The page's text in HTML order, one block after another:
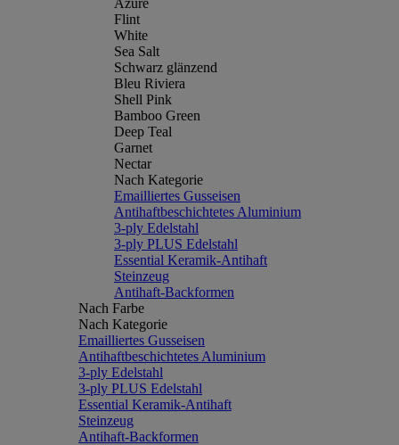
Azure
Flint
White
Sea Salt
Schwarz glänzend
Bleu Riviera
Shell Pink
Bamboo Green
Deep Teal
Garnet
Nectar
Nach Kategorie
Emailliertes Gusseisen
Antihaftbeschichtetes Aluminium
3-ply Edelstahl
3-ply PLUS Edelstahl
Essential Keramik-Antihaft
Steinzeug
Antihaft-Backformen
Nach Farbe
Nach Kategorie
Emailliertes Gusseisen
Antihaftbeschichtetes Aluminium
3-ply Edelstahl
3-ply PLUS Edelstahl
Essential Keramik-Antihaft
Steinzeug
Antihaft-Backformen